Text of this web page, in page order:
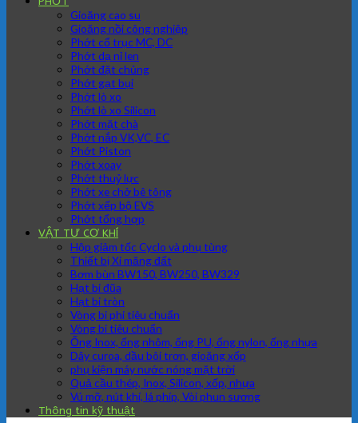
Gioăng cao su
Gioăng nồi công nghiệp
Phớt cổ trục MC, DC
Phớt dạ nỉ len
Phớt đặt chủng
Phớt gạt bụi
Phớt lò xo
Phớt lò xo Silicon
Phớt mặt chà
Phớt nắp VK,VC, EC
Phớt Piston
Phớt xoay
Phớt thuỷ lực
Phớt xe chở bê tông
Phớt xếp bộ EVS
Phớt tổng hợp
VẬT TƯ CƠ KHÍ
Hộp giảm tốc Cyclo và phụ tùng
Thiết bị Xi măng đất
Bơm bùn BW150, BW250, BW329
Hạt bi đũa
Hạt bi tròn
Vòng bi phi tiêu chuẩn
Vòng bi tiêu chuẩn
Ống Inox, ống nhôm, ống PU, ống nylon, ống nhựa
Dây curoa, dầu bôi trơn, gioăng xốp
phụ kiện máy nước nóng mặt trời
Quả cầu thép, Inox, Silicon, xốp, nhựa
Vú mỡ, nút khí, lá phíp, Vòi phun sương
Thông tin kỹ thuật